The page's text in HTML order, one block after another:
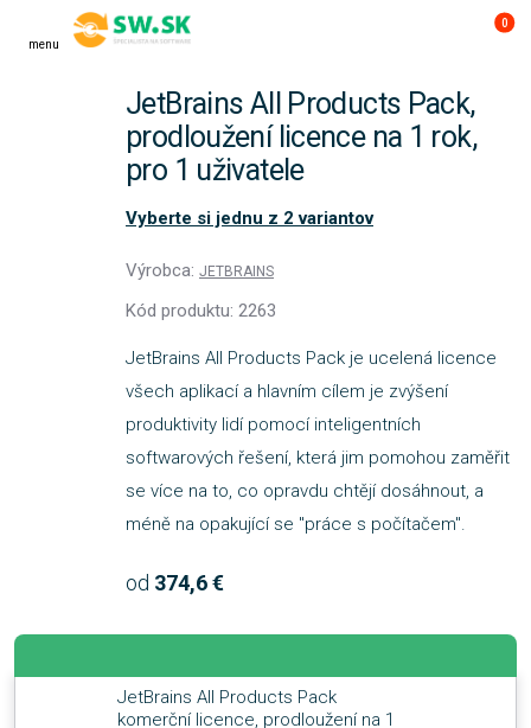
menu
0
JetBrains All Products Pack,
prodloužení licence na 1 rok,
pro 1 uživatele
Vyberte si jednu z 2 variantov
Výrobca: JETBRAINS
Kód produktu: 2263
JetBrains All Products Pack je ucelená licence
všech aplikací a hlavním cílem je zvýšení
produktivity lidí pomocí inteligentních
softwarových řešení, která jim pomohou zaměřit
se více na to, co opravdu chtějí dosáhnout, a
méně na opakující se "práce s počítačem".
od 374,6 €
JetBrains All Products Pack
komerční licence, prodloužení na 1